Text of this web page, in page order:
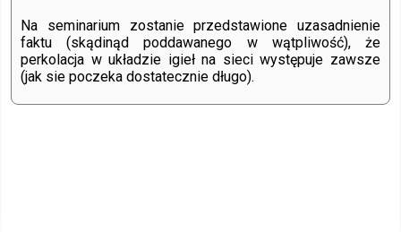
Na seminarium zostanie przedstawione uzasadnienie
faktu (skądinąd poddawanego w wątpliwość), że
perkolacja w układzie igieł na sieci występuje zawsze
(jak sie poczeka dostatecznie długo).